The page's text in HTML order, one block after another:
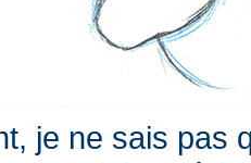
je ne sais pas